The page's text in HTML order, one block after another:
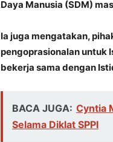
Daya Manusia (SDM)
Ia juga mengatakan,
pengoprasionalan untuk
bekerja sama dengan
BACA JUGA: Cyntia
Selama Diklat SPPI